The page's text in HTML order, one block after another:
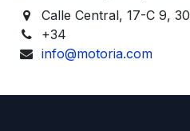
Calle Central, 17-C 9,
+34
info@motoria.com